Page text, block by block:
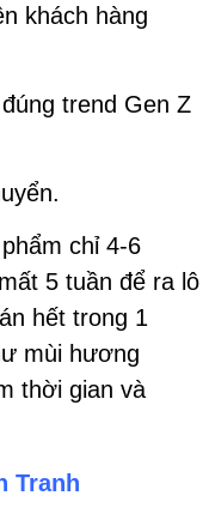
khách hàng
trend Gen Z
chỉ 4-6
5 tuần để ra lô
hết trong 1
mùi hương
thời gian và
Tranh